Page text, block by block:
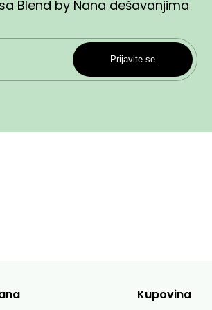
Blend by Nana dešavanjima
Prijavite se
Kupovina